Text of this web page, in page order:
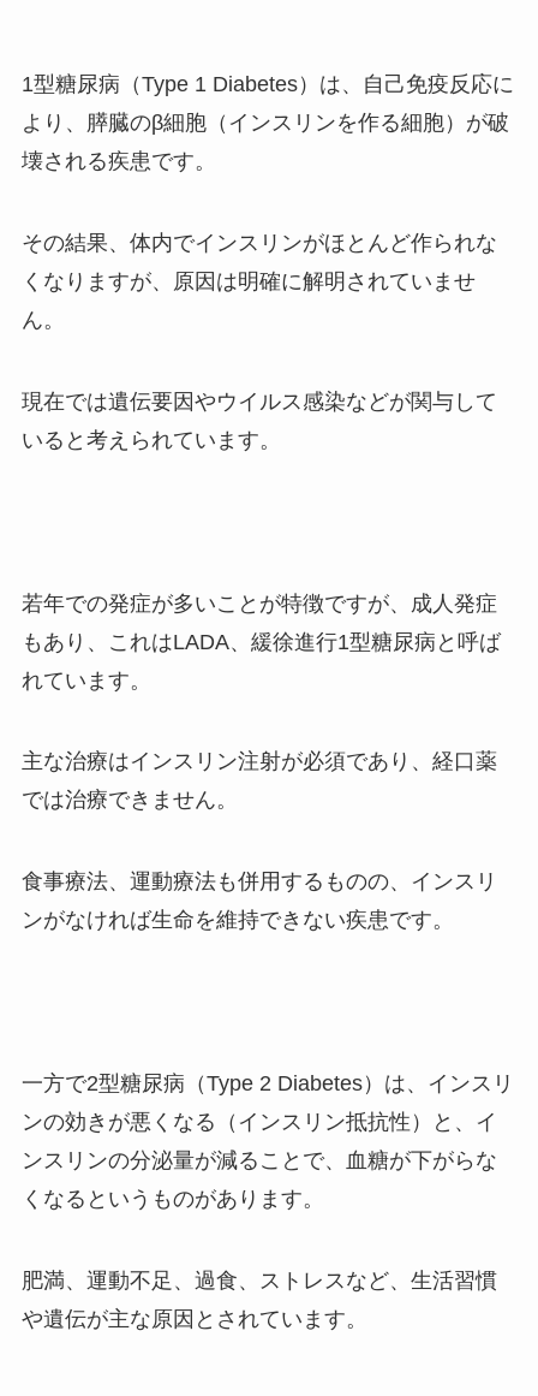
1型糖尿病（Type 1 Diabetes）は、自己免疫反応に
より、膵臓のβ細胞（インスリンを作る細胞）が破
壊される疾患です。
その結果、体内でインスリンがほとんど作られな
くなりますが、原因は明確に解明されていませ
ん。
現在では遺伝要因やウイルス感染などが関与して
いると考えられています。
若年での発症が多いことが特徴ですが、成人発症
もあり、これはLADA、緩徐進行1型糖尿病と呼ば
れています。
主な治療はインスリン注射が必須であり、経口薬
では治療できません。
食事療法、運動療法も併用するものの、インスリ
ンがなければ生命を維持できない疾患です。
一方で2型糖尿病（Type 2 Diabetes）は、インスリ
ンの効きが悪くなる（インスリン抵抗性）と、イ
ンスリンの分泌量が減ることで、血糖が下がらな
くなるというものがあります。
肥満、運動不足、過食、ストレスなど、生活習慣
や遺伝が主な原因とされています。